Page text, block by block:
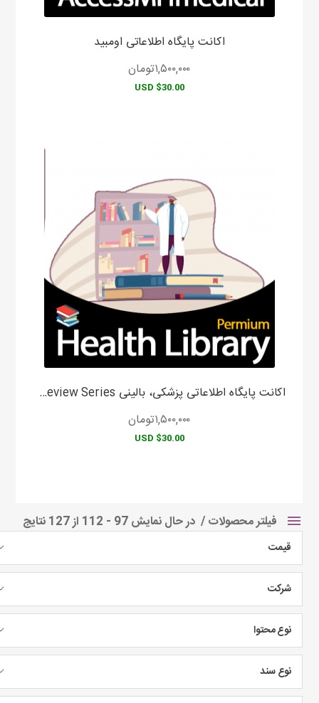
اکانت پایگاه اطلاعاتی اومبید
۱,۵۰۰,۰۰۰تومان
$30.00 USD
اکانت پایگاه اطلاعاتی پزشکی، بالینی Board Review Series
۱,۵۰۰,۰۰۰تومان
$30.00 USD
فیلتر محصولات در حال نمایش 97 - 112 از 127 نتایج
قیمت
شرکت
نوع محتوا
نوع سند